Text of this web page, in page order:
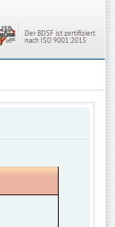
Der BDSF ist zertifiziert
nach ISO 9001:2015